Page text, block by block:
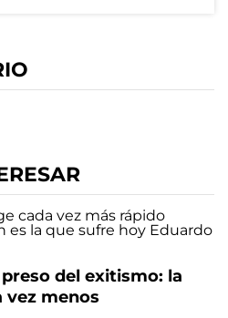
del exitismo: la
vez menos